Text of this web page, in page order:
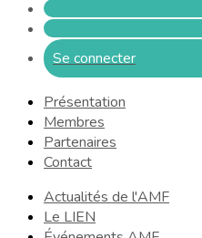
Se connecter
Présentation
Membres
Partenaires
Contact
Actualités de l'AMF
Le LIEN